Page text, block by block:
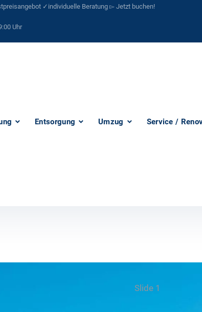
✓individuelle Beratung ▻ Jetzt buchen!
Uhr
Entsorgung Umzug Service /
Slide 1